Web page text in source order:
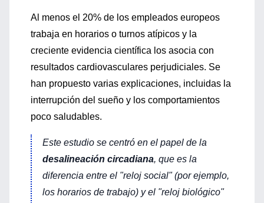
Al menos el 20% de los empleados europeos
trabaja en horarios o turnos atípicos y la
creciente evidencia científica los asocia con
resultados cardiovasculares perjudiciales. Se
han propuesto varias explicaciones, incluidas la
interrupción del sueño y los comportamientos
poco saludables.
Este estudio se centró en el papel de la
desalineación circadiana, que es la
diferencia entre el "reloj social" (por ejemplo,
los horarios de trabajo) y el "reloj biológico"